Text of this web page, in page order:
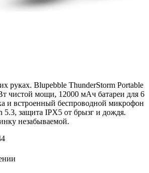
руках. Blupebble ThunderStorm Portable
чистой мощи, 12000 мАч батареи для 6
и встроенный беспроводной микрофон
5.3, защита IPX5 от брызг и дождя.
незабываемой.